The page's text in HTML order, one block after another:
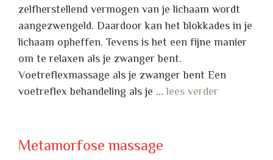
zelfherstellend vermogen van je lichaam wordt
aangezwengeld. Daardoor kan het blokkades in je
lichaam opheffen. Tevens is het een fijne manier
om te relaxen als je zwanger bent.
Voetreflexmassage als je zwanger bent Een
voetreflex behandeling als je …lees verder
Metamorfose massage